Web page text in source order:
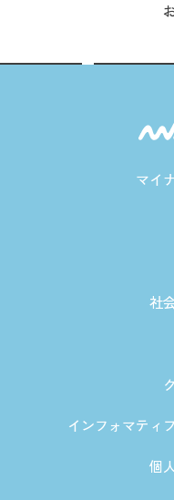
マイ
社
インフォマティ
個